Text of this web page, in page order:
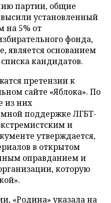
партии, общие
установленный
на 5% от
фонда,
является основанием
кандидатов.
претензии к
сайте «Яблока». По
из них
поддержке ЛГБТ-
и
утверждается,
в открытом
оправданием и
которую
«Родина» указала на